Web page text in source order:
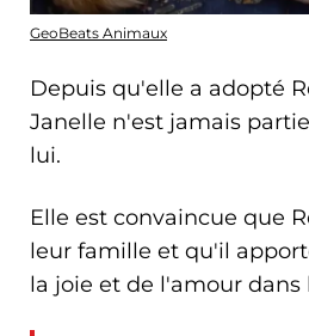
GeoBeats Animaux
Depuis qu'elle a adopté
Janelle n'est jamais
lui.
Elle est convaincue que
leur famille et qu'il
la joie et de l'amour dans